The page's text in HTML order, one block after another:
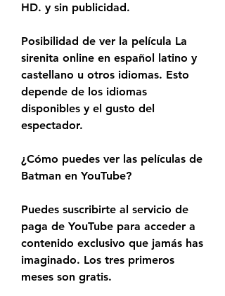
HD. y sin publicidad.
Posibilidad de ver la película La
sirenita online en español latino y
castellano u otros idiomas. Esto
depende de los idiomas
disponibles y el gusto del
espectador.
¿Cómo puedes ver las películas de
Batman en YouTube?
Puedes suscribirte al servicio de
paga de YouTube para acceder a
contenido exclusivo que jamás has
imaginado. Los tres primeros
meses son gratis.